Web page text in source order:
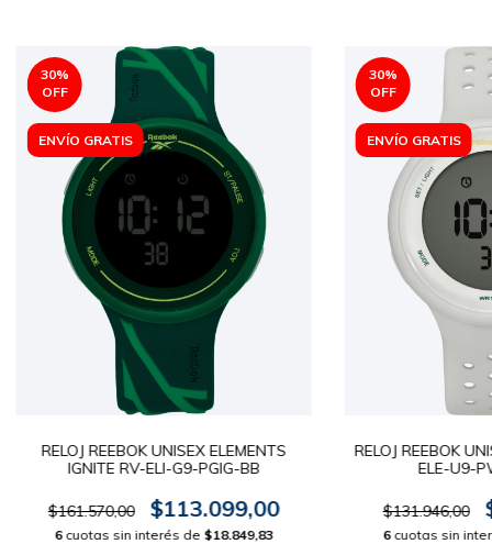
30%
OFF
ENVÍO GRATIS
RELOJ REEBOK UNISEX ELEMENTS
IGNITE RV-ELI-G9-PGIG-BB
$161.570,00 $113.099,00
6 cuotas sin interés de $18.849,83
30%
OFF
ENVÍO GRATIS
RELOJ REEBOK
ELE-U9-
$131.946,00
6 cuotas sin